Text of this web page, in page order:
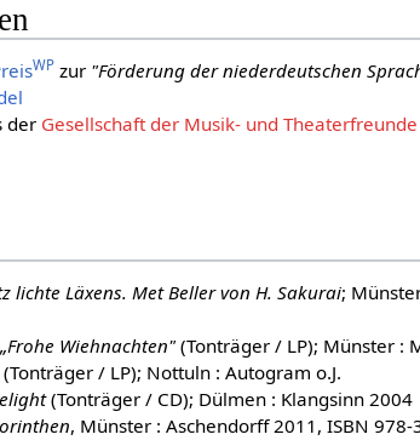
WPzur "Förderung der niederdeutschen
der Gesellschaft der Musik- und
lichte Läxens. Met Beller von H. Sakurai;
Wiehnachten"(Tonträger / LP); Münster :
/ LP); Nottuln : Autogram o.J.
(Tonträger / CD); Dülmen : Klangsinn 2004
, Münster : Aschendorff 2011, ISBN